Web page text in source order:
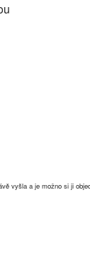
vyšla a je možno si ji